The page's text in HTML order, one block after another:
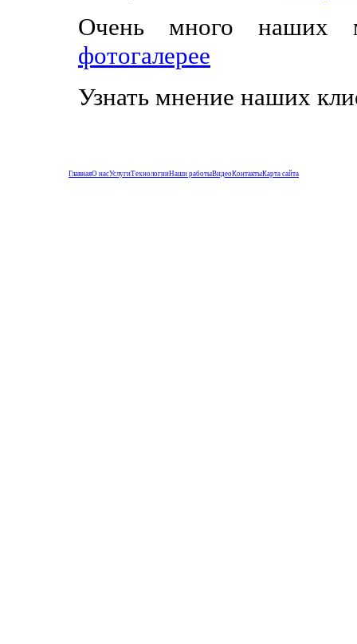
Очень много наших
фотогалерее
Узнать мнение наших
ГлавнаяО насУслугиТехнологииНаши работыВидеоКонтактыКарта сайта